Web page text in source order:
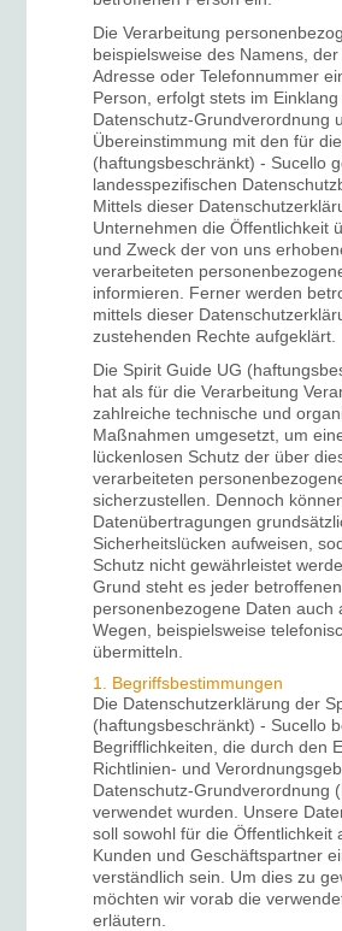
Die Verarbeitung
beispielsweise des Namens,
Adresse oder Telefonnummer
Person, erfolgt stets im
Datenschutz-Grundverordnung
Übereinstimmung mit den für
(haftungsbeschränkt) - Sucello
landesspezifischen
Mittels dieser
Unternehmen die Öffentlichkeit
und Zweck der von uns
verarbeiteten
informieren. Ferner werden
mittels dieser
zustehenden Rechte aufgeklärt.
Die Spirit Guide UG
hat als für die Verarbeitung
zahlreiche technische und
Maßnahmen umgesetzt, um
lückenlosen Schutz der über
verarbeiteten
sicherzustellen. Dennoch
Datenübertragungen
Sicherheitslücken aufweisen,
Schutz nicht gewährleistet
Grund steht es jeder
personenbezogene Daten auch
Wegen, beispielsweise
übermitteln.
1. Begriffsbestimmungen
Die Datenschutzerklärung der
(haftungsbeschränkt) - Sucello
Begrifflichkeiten, die durch den
Richtlinien- und
Datenschutz-Grundverordnung
verwendet wurden. Unsere
soll sowohl für die Öffentlichkeit
Kunden und Geschäftspartner
verständlich sein. Um dies zu
möchten wir vorab die
erläutern.